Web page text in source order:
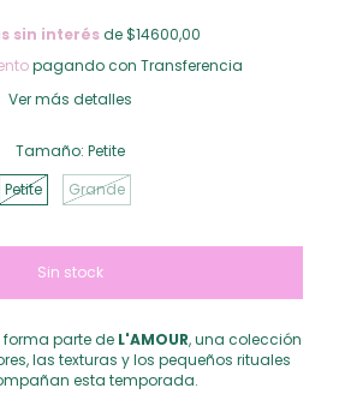
sin interésde $14600,00
pagando con Transferencia
Ver más detalles
Tamaño: Petite
Petite
Grande
parte de L'AMOUR, una colección
las texturas y los pequeños rituales
esta temporada.